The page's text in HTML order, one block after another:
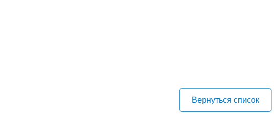
Вернуться список